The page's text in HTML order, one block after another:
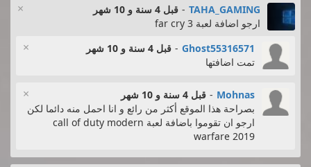
× TAHA_GAMING
- قبل 4 سنة و 10 شهر
ارجو اضافة لعبة far cry 3
× Ghost55316571
- قبل 4 سنة و 10 شهر
تمت اضافتها
× Mohnas
- قبل 4 سنة و 10 شهر
بصراحة هذا الموقع أكثر من رائع و انا احمل منه دائما لكن
ارجو ان تقوموا باضافة لعبة call of duty modern
warfare 2019